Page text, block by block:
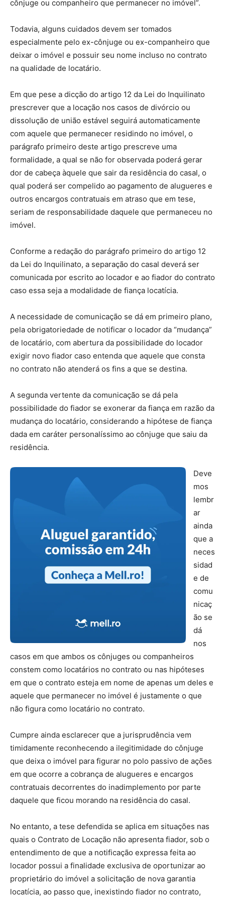
cônjuge ou companheiro que permanecer no imóvel”.
Todavia, alguns cuidados devem ser tomados
especialmente pelo ex-cônjuge ou ex-companheiro que
deixar o imóvel e possuir seu nome incluso no contrato
na qualidade de locatário.
Em que pese a dicção do artigo 12 da Lei do Inquilinato
prescrever que a locação nos casos de divórcio ou
dissolução de união estável seguirá automaticamente
com aquele que permanecer residindo no imóvel, o
parágrafo primeiro deste artigo prescreve uma
formalidade, a qual se não for observada poderá gerar
dor de cabeça àquele que sair da residência do casal, o
qual poderá ser compelido ao pagamento de alugueres e
outros encargos contratuais em atraso que em tese,
seriam de responsabilidade daquele que permaneceu no
imóvel.
Conforme a redação do parágrafo primeiro do artigo 12
da Lei do Inquilinato, a separação do casal deverá ser
comunicada por escrito ao locador e ao fiador do contrato
caso essa seja a modalidade de fiança locatícia.
A necessidade de comunicação se dá em primeiro plano,
pela obrigatoriedade de notificar o locador da “mudança”
de locatário, com abertura da possibilidade do locador
exigir novo fiador caso entenda que aquele que consta
no contrato não atenderá os fins a que se destina.
A segunda vertente da comunicação se dá pela
possibilidade do fiador se exonerar da fiança em razão da
mudança do locatário, considerando a hipótese de fiança
dada em caráter personalíssimo ao cônjuge que saiu da
residência.
Deve
mos
lembr
ar
ainda
que a
neces
sidad
e de
comu
nicaç
ão se
dá
nos
casos em que ambos os cônjuges ou companheiros
constem como locatários no contrato ou nas hipóteses
em que o contrato esteja em nome de apenas um deles e
aquele que permanecer no imóvel é justamente o que
não figura como locatário no contrato.
Cumpre ainda esclarecer que a jurisprudência vem
timidamente reconhecendo a ilegitimidade do cônjuge
que deixa o imóvel para figurar no polo passivo de ações
em que ocorre a cobrança de alugueres e encargos
contratuais decorrentes do inadimplemento por parte
daquele que ficou morando na residência do casal.
No entanto, a tese defendida se aplica em situações nas
quais o Contrato de Locação não apresenta fiador, sob o
entendimento de que a notificação expressa feita ao
locador possui a finalidade exclusiva de oportunizar ao
proprietário do imóvel a solicitação de nova garantia
locatícia, ao passo que, inexistindo fiador no contrato,